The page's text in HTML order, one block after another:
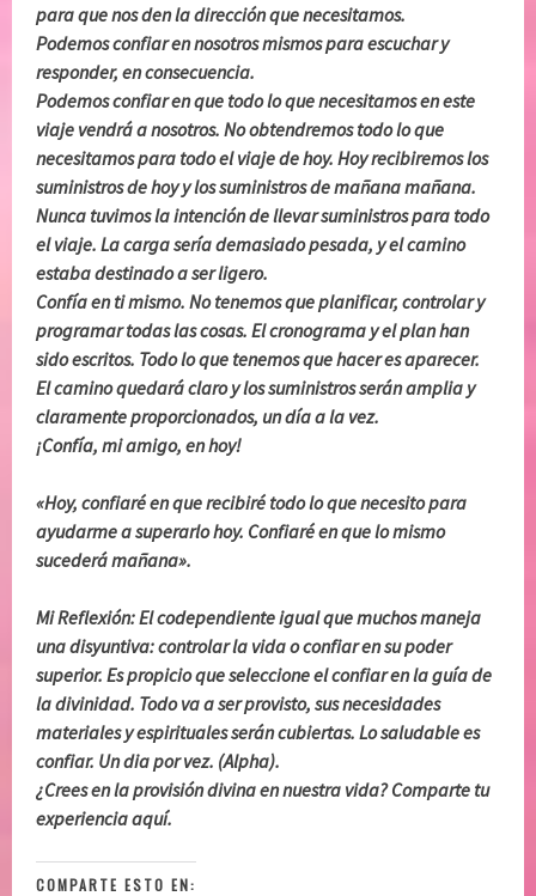
para que nos den la dirección que necesitamos.
Podemos confiar en nosotros mismos para escuchar y
responder, en consecuencia.
Podemos confiar en que todo lo que necesitamos en este
viaje vendrá a nosotros. No obtendremos todo lo que
necesitamos para todo el viaje de hoy. Hoy recibiremos los
suministros de hoy y los suministros de mañana mañana.
Nunca tuvimos la intención de llevar suministros para todo
el viaje. La carga sería demasiado pesada, y el camino
estaba destinado a ser ligero.
Confía en ti mismo. No tenemos que planificar, controlar y
programar todas las cosas. El cronograma y el plan han
sido escritos. Todo lo que tenemos que hacer es aparecer.
El camino quedará claro y los suministros serán amplia y
claramente proporcionados, un día a la vez.
¡Confía, mi amigo, en hoy!
«Hoy, confiaré en que recibiré todo lo que necesito para
ayudarme a superarlo hoy. Confiaré en que lo mismo
sucederá mañana».
Mi Reflexión: El codependiente igual que muchos maneja
una disyuntiva: controlar la vida o confiar en su poder
superior. Es propicio que seleccione el confiar en la guía de
la divinidad. Todo va a ser provisto, sus necesidades
materiales y espirituales serán cubiertas. Lo saludable es
confiar. Un dia por vez. (Alpha).
¿Crees en la provisión divina en nuestra vida? Comparte tu
experiencia aquí.
COMPARTE ESTO EN: